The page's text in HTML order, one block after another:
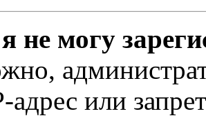
не могу
адрес или